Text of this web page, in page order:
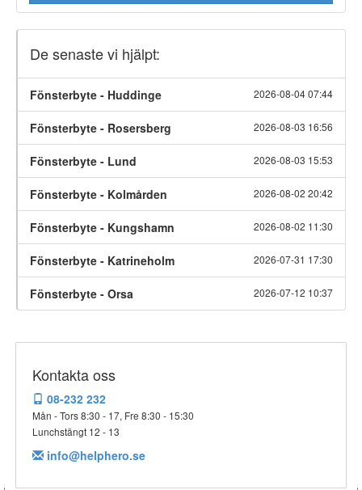
De senaste vi hjälpt:
2026-08-04 07:44
Fönsterbyte - Huddinge
2026-08-03 16:56
Fönsterbyte - Rosersberg
2026-08-03 15:53
Fönsterbyte - Lund
2026-08-02 20:42
Fönsterbyte - Kolmården
2026-08-02 11:30
Fönsterbyte - Kungshamn
2026-07-31 17:30
Fönsterbyte - Katrineholm
2026-07-12 10:37
Fönsterbyte - Orsa
Kontakta oss
08-232 232
Mån - Tors 8:30 - 17, Fre 8:30 - 15:30
Lunchstängt 12 - 13
info@helphero.se